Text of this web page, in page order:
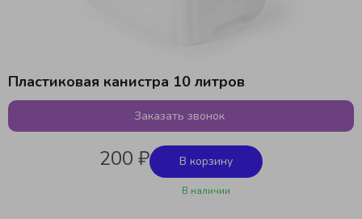
Пластиковая канистра 10 литров
Заказать звонок
200 ₽ В корзину
В наличии